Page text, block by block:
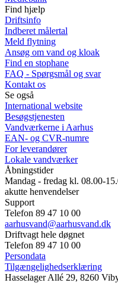
Find hjælp
Driftsinfo
Indberet målertal
Meld flytning
Ansøg om vand og kloak
Find en stophane
FAQ - Spørgsmål og svar
Kontakt os
Se også
International website
Besøgstjenesten
Vandværkerne i Aarhus
EAN- og CVR-numre
For leverandører
Lokale vandværker
Åbningstider
Mandag - fredag kl. 08.00-
akutte henvendelser
Support
Telefon 89 47 10 00
aarhusvand@aarhusvand.dk
Driftvagt hele døgnet
Telefon 89 47 10 00
Persondata
Tilgængelighedserklæring
Hasselager Allé 29, 8260